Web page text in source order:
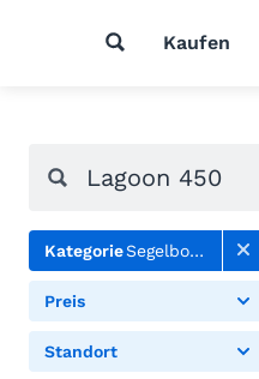
Kaufen
KategorieSegelboote
Preis
Standort